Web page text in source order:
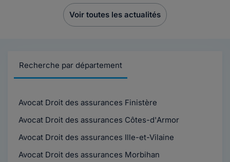
Voir toutes les actualités
Recherche par département
Avocat Droit des assurances Finistère
Avocat Droit des assurances Côtes-d'Armor
Avocat Droit des assurances Ille-et-Vilaine
Avocat Droit des assurances Morbihan